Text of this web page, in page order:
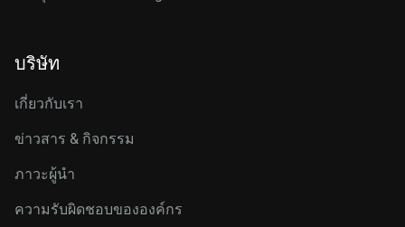
บริษัท
เกี่ยวกับเรา
ข่าวสาร & กิจกรรม
ภาวะผู้นำ
ความรับผิดชอบขององค์กร